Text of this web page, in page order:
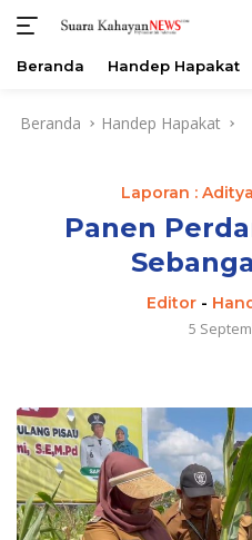
Beranda Handep Hapakat
Beranda Handep Hapakat
Laporan :
Panen
Editor-
5